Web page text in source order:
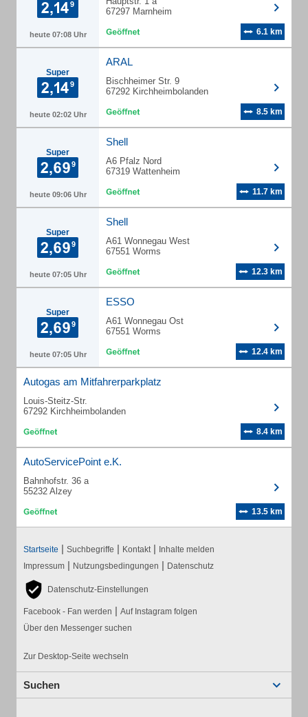
heute 07:08 Uhr
67297 Marnheim
6.1 km
Super
heute 02:02 Uhr
ARAL
Bischheimer Str. 9
67292 Kirchheimbolanden
8.5 km
Super
heute 09:06 Uhr
Shell
A6 Pfalz Nord
67319 Wattenheim
11.7 km
Super
heute 07:05 Uhr
Shell
A61 Wonnegau West
67551 Worms
12.3 km
Super
heute 07:05 Uhr
ESSO
A61 Wonnegau Ost
67551 Worms
12.4 km
Autogas am Mitfahrerparkplatz
Louis-Steitz-Str.
67292 Kirchheimbolanden
8.4 km
AutoServicePoint e.K.
Bahnhofstr. 36 a
55232 Alzey
13.5 km
Startseite | Suchbegriffe | Kontakt | Inhalte melden
Impressum | Nutzungsbedingungen | Datenschutz
Datenschutz-Einstellungen
Facebook - Fan werden | Auf Instagram folgen
Über den Messenger suchen
Zur Desktop-Seite wechseln
Suchen